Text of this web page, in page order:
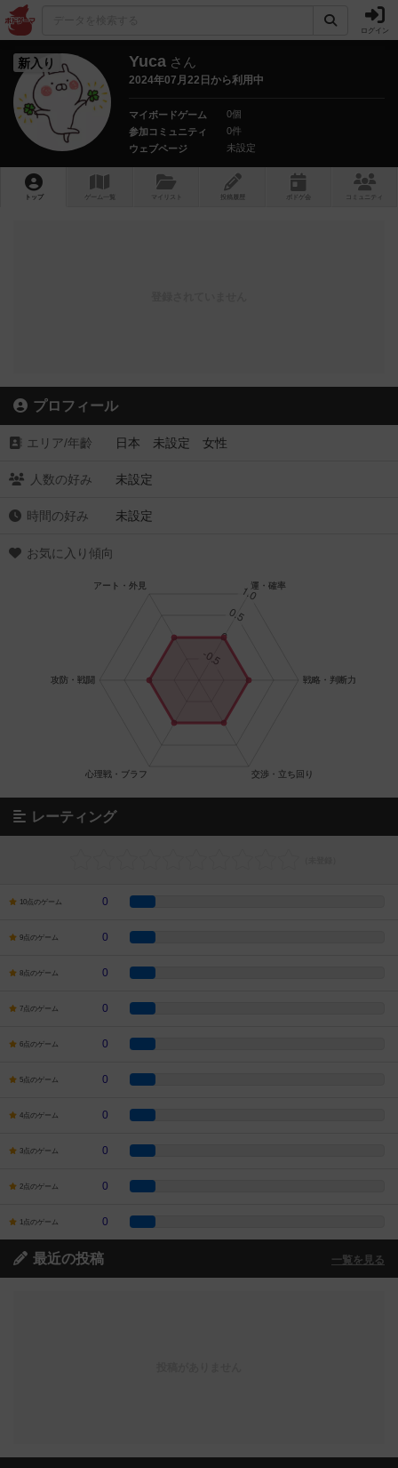
ログイン
新入り Yuca さん
2024年07月22日から利用中
マイボードゲーム
0個
参加コミュニティ
0件
ウェブページ
未設定
トップ ゲーム一覧 マイリスト 投稿履歴 ボ ドゲ コミュニティ
プロフィール
エリア/年齡 日本 未設定 女性
人数の好み 未設定
時間の好み 未設定
お気に入り傾向
レーティング
10点のゲーム 0
9点のゲーム 0
8点のゲーム 0
7点のゲーム 0
6点のゲーム 0
5点のゲーム 0
4点のゲーム 0
3点のゲーム 0
2点のゲーム 0
1点のゲーム 0
最近の投稿 一覧を見る